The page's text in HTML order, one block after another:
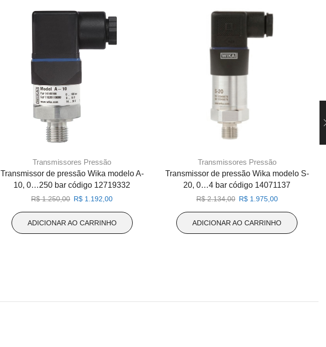
Transmissores Pressão
Transmissor de pressão Wika modelo A-
10, 0…250 bar código 12719332
R$1.250,00 O
original
R$ 1.192,00O
atual
ADICIONAR AO CARRINHO
Transmissores Pressão
Transmissor de pressão Wika modelo S-
20, 0…4 bar código 14071137
R$2.134,00 O
original
R$1.975,00O
atual
ADICIONAR AO CARRINHO